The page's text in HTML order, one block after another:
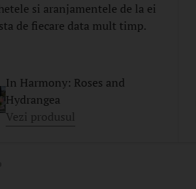
si aranjamentele de la ei
de fiecare data mult timp.
In Harmony: Roses and
Hydrangea
Vezi produsul